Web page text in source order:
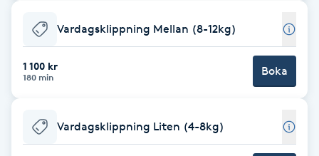
Celluliter
Color correction
Vardagsklippning Mellan (8-12kg)
1 100 kr
180 min Boka
Vardagsklippning Liten (4-8kg)